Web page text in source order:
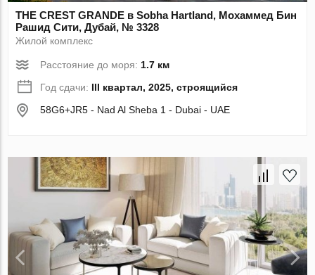
THE CREST GRANDE в Sobha Hartland, Мохаммед Бин
Рашид Сити, Дубай, № 3328
Жилой комплекс
Расстояние до моря:1.7 км
Год сдачи: III квартал, 2025, строящийся
58G6+JR5 - Nad Al Sheba 1 - Dubai - UAE